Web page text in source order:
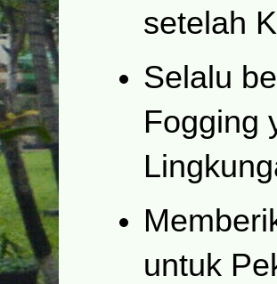
setelah
Selalu
Fogging
untuk